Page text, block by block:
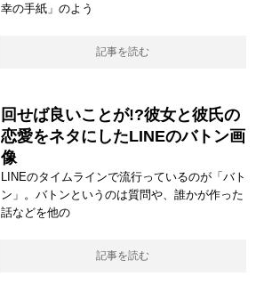
幸の手紙」のよう
記事を読む
回せば良いことが!?彼女と彼氏の
恋愛をネタにしたLINEのバトン画
像
LINEのタイムラインで流行っているのが「バト
ン」。バトンというのは質問や、誰かが作った
話などを他の
記事を読む